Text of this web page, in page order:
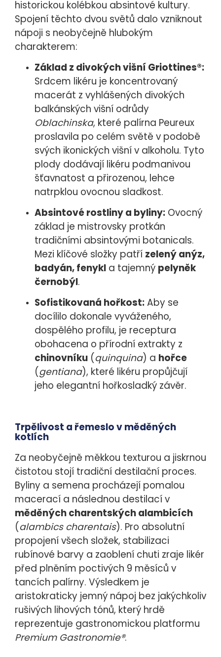
historickou kolébkou absintové kultury.
Spojení těchto dvou světů dalo vzniknout
nápoji s neobyčejně hlubokým
charakterem:
Základ z divokých višní Griottines®:
Srdcem likéru je koncentrovaný
macerát z vyhlášených divokých
balkánských višní odrůdy
Oblachinska, které palírna Peureux
proslavila po celém světě v podobě
svých ikonických višní v alkoholu. Tyto
plody dodávají likéru podmanivou
šťavnatost a přirozenou, lehce
natrpklou ovocnou sladkost.
Absintové rostliny a byliny: Ovocný
základ je mistrovsky protkán
tradičními absintovými botanicals.
Mezi klíčové složky patří zelený anýz,
badyán, fenykl a tajemný pelyněk
černobýl.
Sofistikovaná hořkost:Aby se
docílilo dokonale vyváženého,
dospělého profilu, je receptura
obohacena o přírodní extrakty z
chinovníku (quinquina) a hořce
(gentiana), které likéru propůjčují
jeho elegantní hořkosladký závěr.
Trpělivost a řemeslo v měděných
kotlích
Za neobyčejně měkkou texturou a jiskrnou
čistotou stojí tradiční destilační proces.
Byliny a semena procházejí pomalou
macerací a následnou destilací v
měděných charentských alambicích
(alambics charentais). Pro absolutní
propojení všech složek, stabilizaci
rubínové barvy a zaoblení chuti zraje likér
před plněním poctivých 9 měsíců v
tancích palírny. Výsledkem je
aristokraticky jemný nápoj bez jakýchkoliv
rušivých lihových tónů, který hrdě
reprezentuje gastronomickou platformu
Premium Gastronomie®.